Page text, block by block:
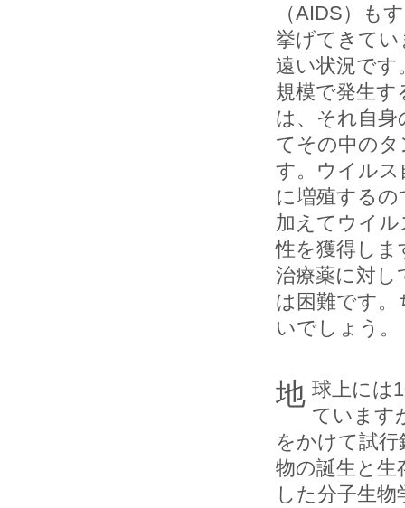
（AIDS）も
挙げてきて
遠い状況で
規模で発生
は、それ自
てその中の
す。ウイルス
に増殖する
加えてウイ
性を獲得し
治療薬に対し
は困難です
いでしょう。
地球上には1000 万種にも及ぶ多様な生物が存在すると推定され
ています
をかけて試
物の誕生と生
した分子生